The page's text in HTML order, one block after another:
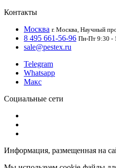
Контакты
Москва г. Москва, Научный
8 495 661-56-96 Пн-Пт 9:30 -
sale@pestex.ru
Telegram
Whatsapp
Макс
Социальные сети
Информация, размещенная на